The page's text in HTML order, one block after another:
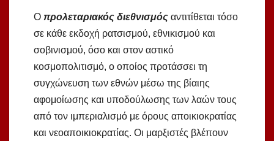
Ο προλεταριακός διεθνισμός αντιτίθεται τόσο
σε κάθε εκδοχή ρατσισμού, εθνικισμού και
σοβινισμού, όσο και στον αστικό
κοσμοπολιτισμό, ο οποίος προτάσσει τη
συγχώνευση των εθνών μέσω της βίαιης
αφομοίωσης και υποδούλωσης των λαών τους
από τον ιμπεριαλισμό με όρους αποικιοκρατίας
και νεοαποικιοκρατίας. Οι μαρξιστές βλέπουν